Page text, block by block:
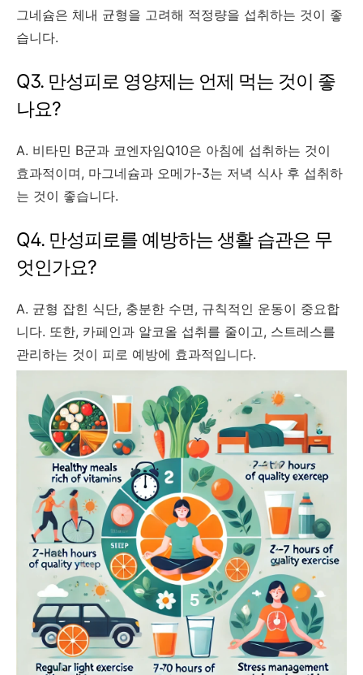
그네슘은 체내 균형을 고려해 적정량을 섭취하는 것이 좋
습니다.
Q3. 만성피로 영양제는 언제 먹는 것이 좋
나요?
A. 비타민 B군과 코엔자임Q10은 아침에 섭취하는 것이
효과적이며, 마그네슘과 오메가-3는 저녁 식사 후 섭취하
는 것이 좋습니다.
Q4. 만성피로를 예방하는 생활 습관은 무
엇인가요?
A. 균형 잡힌 식단, 충분한 수면, 규칙적인 운동이 중요합
니다. 또한, 카페인과 알코올 섭취를 줄이고, 스트레스를
관리하는 것이 피로 예방에 효과적입니다.